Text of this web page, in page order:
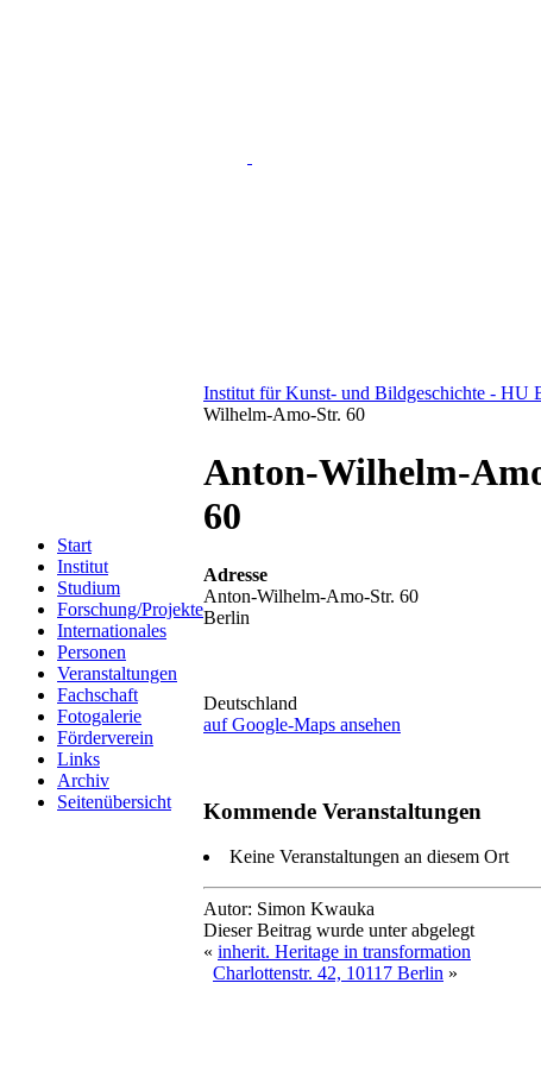
Start
Institut
Studium
Forschung/Projekte
Internationales
Personen
Veranstaltungen
Fachschaft
Fotogalerie
Förderverein
Links
Archiv
Seitenübersicht
Institut für Kunst- und Bildgeschichte - HU
Wilhelm-Amo-Str. 60
Anton-Wilhelm-
60
Adresse
Anton-Wilhelm-Amo-Str. 60
Berlin
Deutschland
auf Google-Maps ansehen
Kommende Veranstaltungen
Keine Veranstaltungen an diesem Ort
Autor: Simon Kwauka
Dieser Beitrag wurde unter abgelegt
« inherit. Heritage in transformation
Charlottenstr. 42, 10117 Berlin »